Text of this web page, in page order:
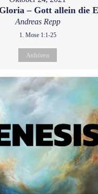
– Gott allein die
Andreas Repp
1. Mose 1:1-25
Anhören